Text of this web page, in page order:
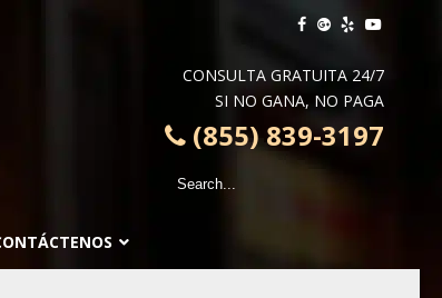
CONSULTA GRATUITA 24/7
SI NO GANA, NO PAGA
(855) 839-3197